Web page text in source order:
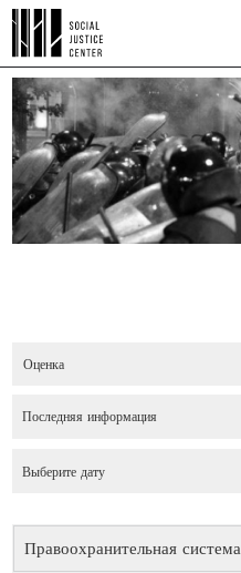
Оценка
Правоохранительная система
Последняя информация